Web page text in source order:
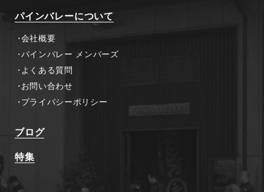
パインバレーについて
会社概要
パインバレー メンバーズ
よくある質問
お問い合わせ
プライバシーポリシー
ブログ
特集